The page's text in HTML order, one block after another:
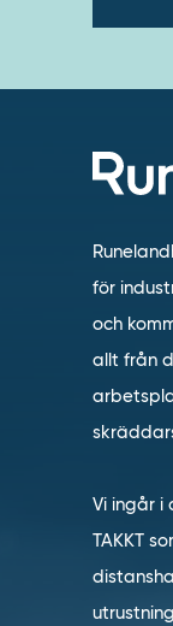
för
och
allt från
Vi ingår i
TAKKT